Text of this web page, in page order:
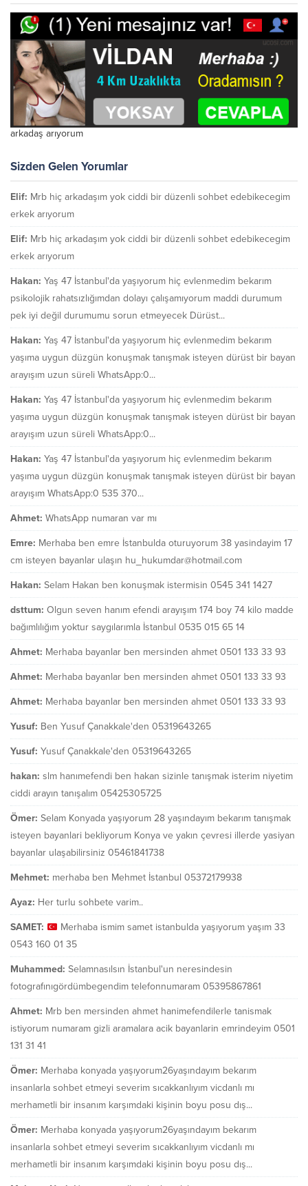
arkadaş arıyorum
Sizden Gelen Yorumlar
Elif: Mrb hiç arkadaşım yok ciddi bir düzenli sohbet edebikecegim
erkek arıyorum
Elif: Mrb hiç arkadaşım yok ciddi bir düzenli sohbet edebikecegim
erkek arıyorum
Hakan: Yaş 47 İstanbul'da yaşıyorum hiç evlenmedim bekarım
psikolojik rahatsızlığımdan dolayı çalışamıyorum maddi durumum
pek iyi değil durumumu sorun etmeyecek Dürüst...
Hakan: Yaş 47 İstanbul'da yaşıyorum hiç evlenmedim bekarım
yaşıma uygun düzgün konuşmak tanışmak isteyen dürüst bir bayan
arayışım uzun süreli WhatsApp:0...
Hakan: Yaş 47 İstanbul'da yaşıyorum hiç evlenmedim bekarım
yaşıma uygun düzgün konuşmak tanışmak isteyen dürüst bir bayan
arayışım uzun süreli WhatsApp:0...
Hakan: Yaş 47 İstanbul'da yaşıyorum hiç evlenmedim bekarım
yaşıma uygun düzgün konuşmak tanışmak isteyen dürüst bir bayan
arayışım WhatsApp:0 535 370...
Ahmet: WhatsApp numaran var mı
Emre: Merhaba ben emre İstanbulda oturuyorum 38 yasindayim 17
cm isteyen bayanlar ulaşın hu_hukumdar@hotmail.com
Hakan: Selam Hakan ben konuşmak istermisin 0545 341 1427
dsttum: Olgun seven hanım efendi arayışım 174 boy 74 kilo madde
bağımlılığım yoktur saygılarımla İstanbul 0535 015 65 14
Ahmet: Merhaba bayanlar ben mersinden ahmet 0501 133 33 93
Ahmet: Merhaba bayanlar ben mersinden ahmet 0501 133 33 93
Ahmet: Merhaba bayanlar ben mersinden ahmet 0501 133 33 93
Yusuf: Ben Yusuf Çanakkale'den 05319643265
Yusuf: Yusuf Çanakkale'den 05319643265
hakan: slm hanımefendi ben hakan sizinle tanışmak isterim niyetim
ciddi arayın tanışalım 05425305725
Ömer: Selam Konyada yaşıyorum 28 yaşındayım bekarım tanışmak
isteyen bayanlari bekliyorum Konya ve yakın çevresi illerde yasiyan
bayanlar ulaşabilirsiniz 05461841738
Mehmet: merhaba ben Mehmet İstanbul 05372179938
Ayaz: Her turlu sohbete varim..
SAMET:
Merhaba ismim samet istanbulda yaşıyorum yaşım 33
0543 160 01 35
Muhammed: Selamnasılsın İstanbul'un neresindesin
fotografınıgördümbegendim telefonnumaram 05395867861
Ahmet: Mrb ben mersinden ahmet hanimefendilerle tanismak
istiyorum numaram gizli aramalara acik bayanlarin emrindeyim 0501
131 31 41
Ömer: Merhaba konyada yaşıyorum26yaşındayım bekarım
insanlarla sohbet etmeyi severim sıcakkanlıyım vicdanlı mı
merhametli bir insanım karşımdaki kişinin boyu posu dış...
Ömer: Merhaba konyada yaşıyorum26yaşındayım bekarım
insanlarla sohbet etmeyi severim sıcakkanlıyım vicdanlı mı
merhametli bir insanım karşımdaki kişinin boyu posu dış...